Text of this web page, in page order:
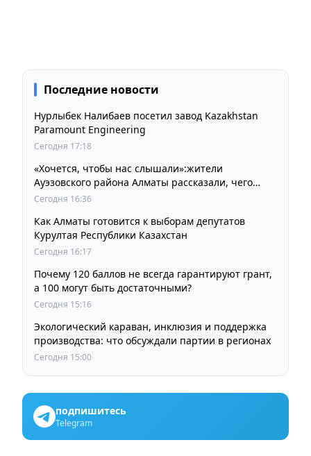
Последние новости
Нурлыбек Налибаев посетил завод Kazakhstan
Paramount Engineering
Сегодня 17:18
«Хочется, чтобы нас слышали»:жители
Ауэзовского района Алматы рассказали, чего
ждут от выборов депутатов Курултая
Сегодня 16:36
Как Алматы готовится к выборам депутатов
Курултая Республики Казахстан
Сегодня 16:17
Почему 120 баллов не всегда гарантируют грант,
а 100 могут быть достаточными?
Сегодня 15:16
Экологический караван, инклюзия и поддержка
производства: что обсуждали партии в регионах
Сегодня 15:00
подпишитесь
Telegram